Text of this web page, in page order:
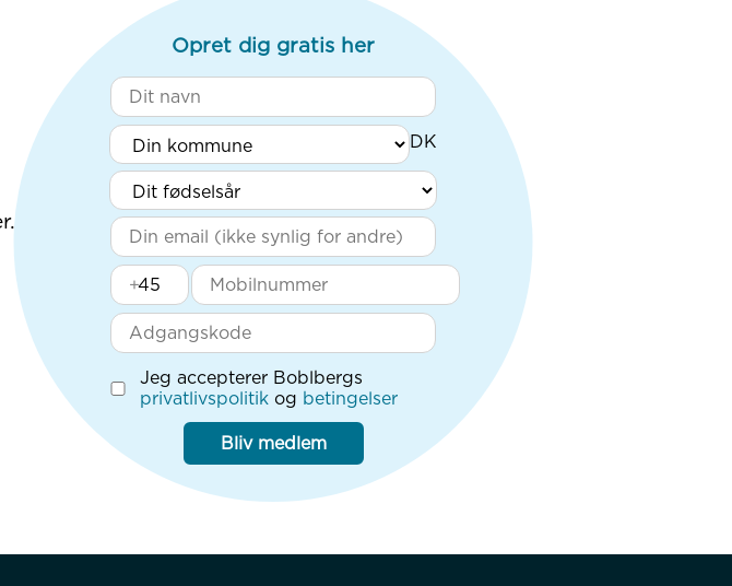
Opret dig gratis her
+
Jeg accepterer Boblbergs
privatlivspolitik og betingelser
Bliv medlem